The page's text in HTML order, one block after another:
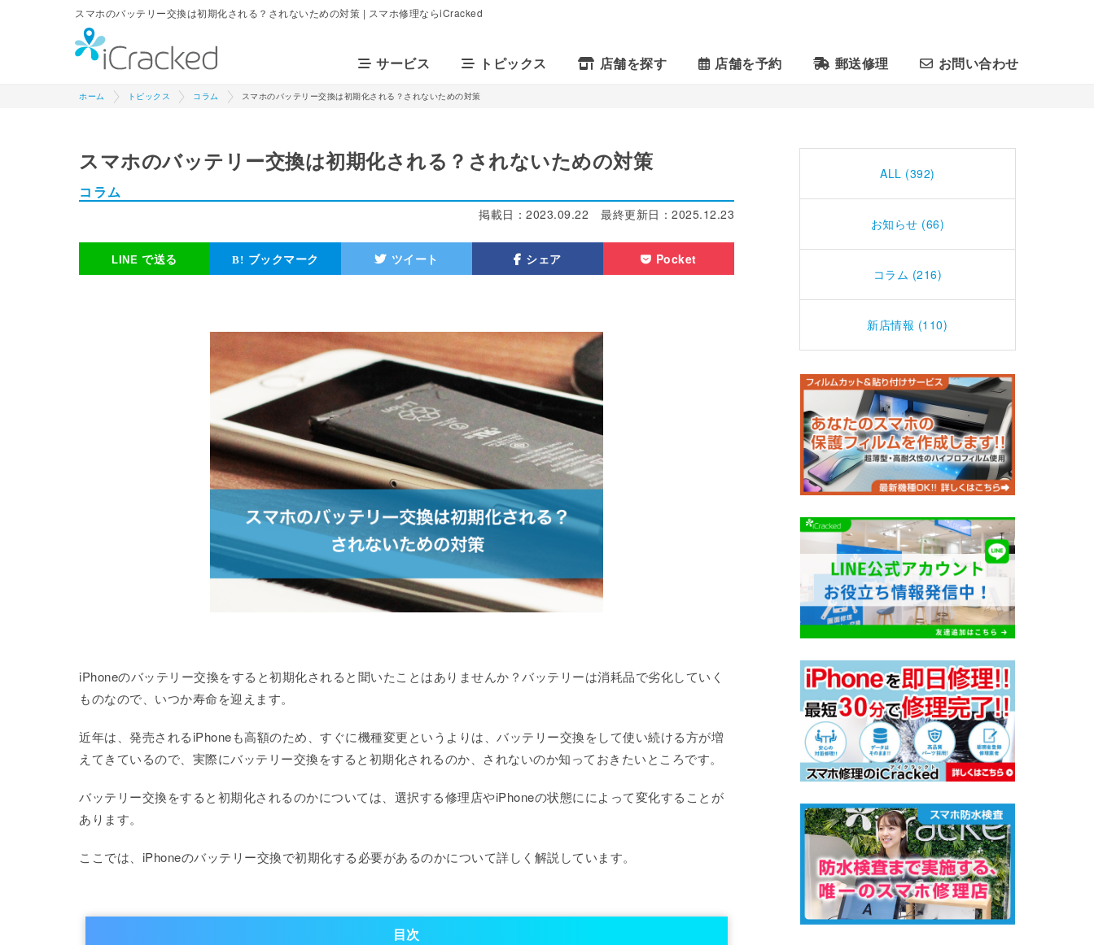
スマホのバッテリー交換は初期化される？されないための対策 | スマホ修理ならiCracked
サービス トピックス 店舗を探す 店舗を予約 郵送修理 お問い合わせ
ホーム トピックス コラム スマホのバッテリー交換は初期化される？されないための対策
スマホのバッテリー交換は初期化される？されないための対策
コラム
最終更新日： 2025.12.23
掲載日： 2023.09.22
で送る ブックマーク ツイート シェア Pocket
iPhoneのバッテリー交換をすると初期化されると聞いたことはありませんか？バッテリーは消耗品で劣化していく
ものなので、いつか寿命を迎えます。
近年は、発売されるiPhoneも高額のため、すぐに機種変更というよりは、バッテリー交換をして使い続ける方が増
えてきているので、実際にバッテリー交換をすると初期化されるのか、されないのか知っておきたいところです。
バッテリー交換をすると初期化されるのかについては、選択する修理店やiPhoneの状態にによって変化することが
あります。
ここでは、iPhoneのバッテリー交換で初期化する必要があるのかについて詳しく解説しています。
目次
ALL (392)
お知らせ (66)
コラム (216)
新店情報 (110)